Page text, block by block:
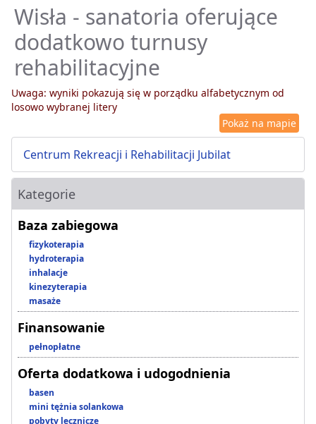
Wisła - sanatoria oferujące
dodatkowo turnusy
rehabilitacyjne
Uwaga: wyniki pokazują się w porządku alfabetycznym od
losowo wybranej litery
Pokaż na mapie
Centrum Rekreacji i Rehabilitacji Jubilat
Kategorie
Baza zabiegowa
fizykoterapia
hydroterapia
inhalacje
kinezyterapia
masaże
Finansowanie
pełnopłatne
Oferta dodatkowa i udogodnienia
basen
mini tężnia solankowa
pobyty lecznicze